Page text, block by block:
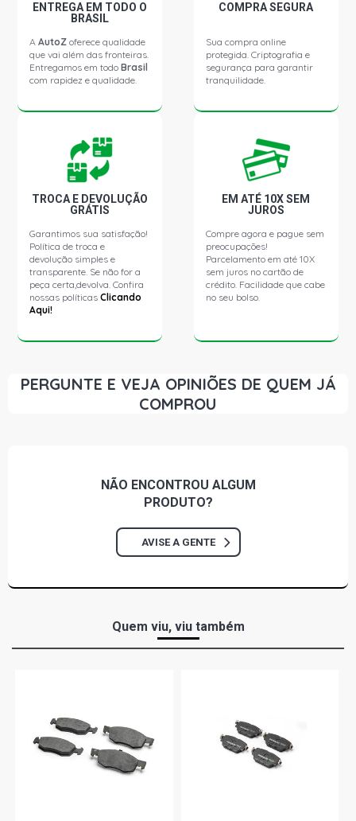
ENTREGA EM TODO O
BRASIL
AAutoZ oferece qualidade
que vai além das fronteiras.
Entregamos em todoBrasil
com rapidez e qualidade.
COMPRA SEGURA
Sua compra online
protegida. Criptografia e
segurança para garantir
tranquilidade.
TROCA E DEVOLUÇÃO
GRÁTIS
Garantimos sua satisfação!
Política de troca e
devolução simples e
transparente. Se não for a
peça certa,devolva. Confira
nossas políticasClicando
Aqui!
EM ATÉ 10X SEM
JUROS
Compre agora e pague sem
preocupações!
Parcelamento em até 10X
sem juros no cartão de
crédito. Facilidade que cabe
no seu bolso.
PERGUNTE E VEJA OPINIÕES DE QUEM JÁ
COMPROU
NÃO ENCONTROU ALGUM
PRODUTO?
AVISE A GENTE
Quem viu, viu também